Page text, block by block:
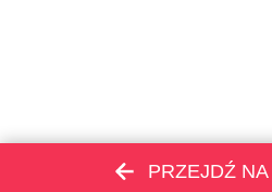
PRZEJDŹ NA